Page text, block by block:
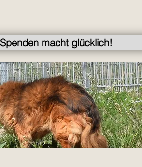
Spenden macht glücklich!